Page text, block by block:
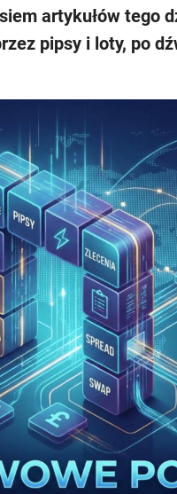
artykułów tego
pipsy i loty, po